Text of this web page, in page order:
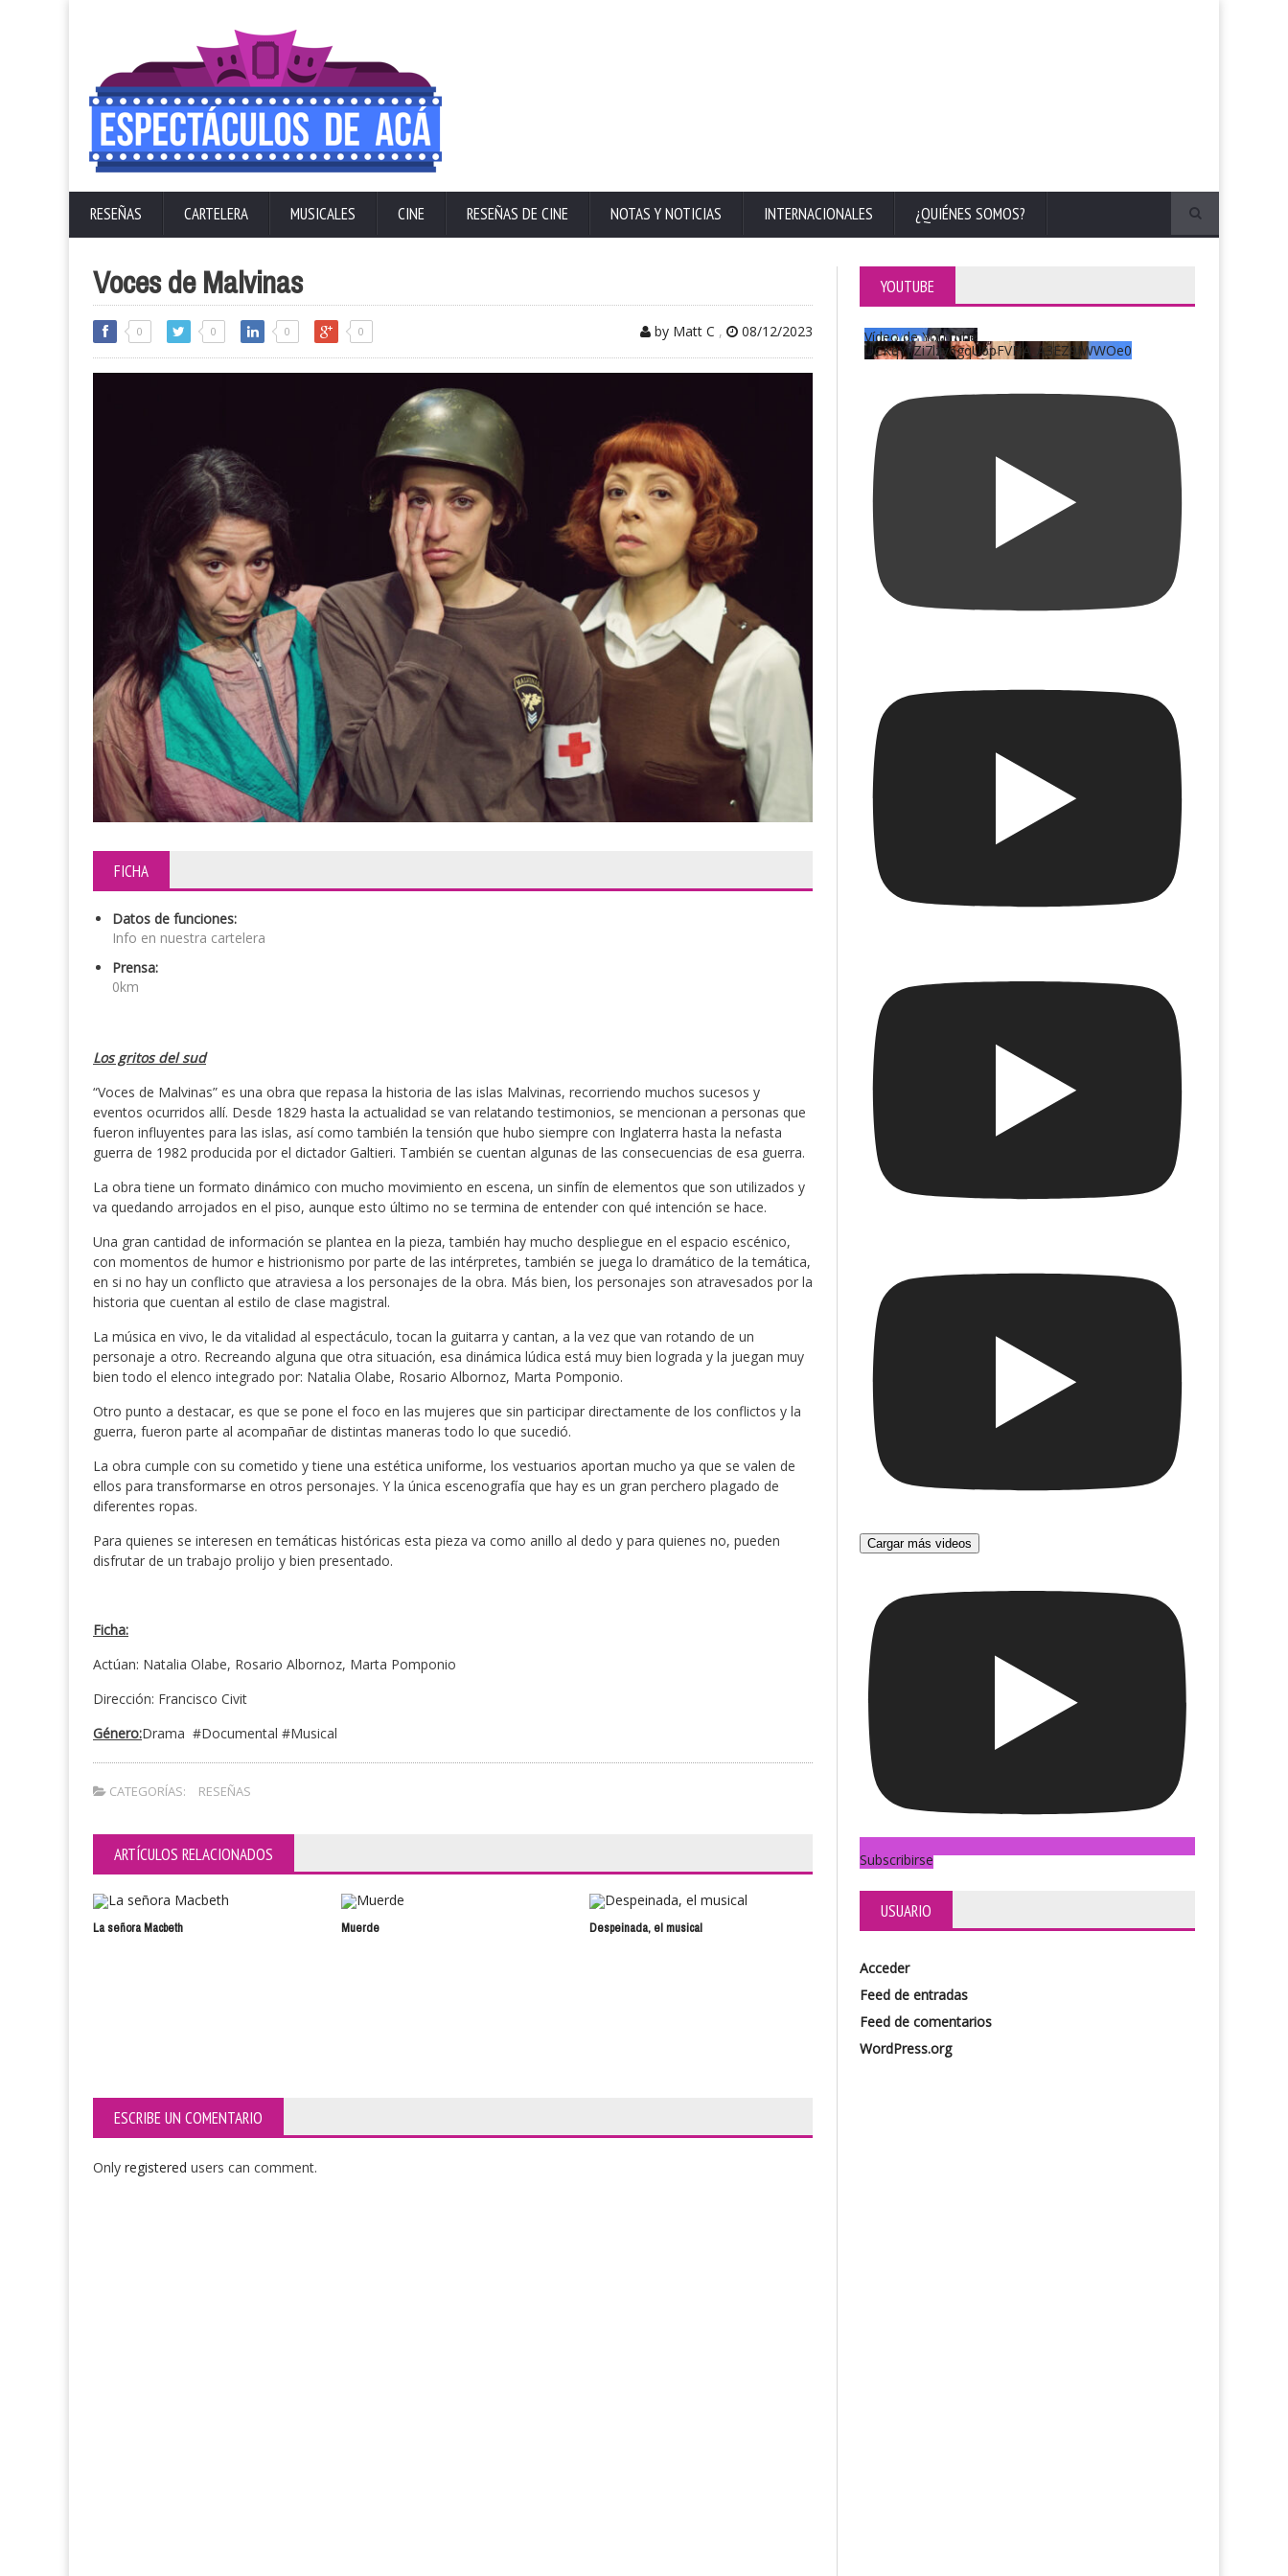
RESEÑAS CARTELERA MUSICALES CINE RESEÑAS DE CINE NOTAS Y NOTICIAS INTERNACIONALES ¿QUIÉNES SOMOS?
Voces de Malvinas
0 0 0 0 by Matt C , 08/12/2023
FICHA
Datos de funciones:
Info en nuestra cartelera
Prensa:
0km
Los gritos del sud
“Voces de Malvinas” es una obra que repasa la historia de las islas Malvinas, recorriendo muchos sucesos y
eventos ocurridos allí. Desde 1829 hasta la actualidad se van relatando testimonios, se mencionan a personas que
fueron influyentes para las islas, así como también la tensión que hubo siempre con Inglaterra hasta la nefasta
guerra de 1982 producida por el dictador Galtieri. También se cuentan algunas de las consecuencias de esa guerra.
La obra tiene un formato dinámico con mucho movimiento en escena, un sinfín de elementos que son utilizados y
va quedando arrojados en el piso, aunque esto último no se termina de entender con qué intención se hace.
Una gran cantidad de información se plantea en la pieza, también hay mucho despliegue en el espacio escénico,
con momentos de humor e histrionismo por parte de las intérpretes, también se juega lo dramático de la temática,
en si no hay un conflicto que atraviesa a los personajes de la obra. Más bien, los personajes son atravesados por la
historia que cuentan al estilo de clase magistral.
La música en vivo, le da vitalidad al espectáculo, tocan la guitarra y cantan, a la vez que van rotando de un
personaje a otro. Recreando alguna que otra situación, esa dinámica lúdica está muy bien lograda y la juegan muy
bien todo el elenco integrado por: Natalia Olabe, Rosario Albornoz, Marta Pomponio.
Otro punto a destacar, es que se pone el foco en las mujeres que sin participar directamente de los conflictos y la
guerra, fueron parte al acompañar de distintas maneras todo lo que sucedió.
La obra cumple con su cometido y tiene una estética uniforme, los vestuarios aportan mucho ya que se valen de
ellos para transformarse en otros personajes. Y la única escenografía que hay es un gran perchero plagado de
diferentes ropas.
Para quienes se interesen en temáticas históricas esta pieza va como anillo al dedo y para quienes no, pueden
disfrutar de un trabajo prolijo y bien presentado.
Ficha:
Actúan: Natalia Olabe, Rosario Albornoz, Marta Pomponio
Dirección: Francisco Civit
Género:Drama #Documental #Musical
CATEGORÍAS: RESEÑAS
ARTÍCULOS RELACIONADOS
La señora Macbeth Muerde Despeinada, el musical Prestame tu sueño
ESCRIBE UN COMENTARIO
Only registered users can comment.
YOUTUBE
Vídeo de YouTube
UCKqYjiZi7lzy6gqU6pFVFiA_A3EZ9JWWOe0
Cargar más videos
Subscribirse
USUARIO
Acceder
Feed de entradas
Feed de comentarios
WordPress.org